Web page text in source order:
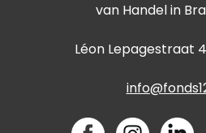
van Handel in
Léon Lepagestraat